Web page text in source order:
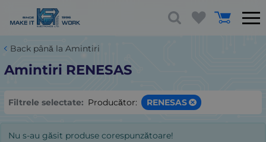
Back până la Amintiri
Amintiri RENESAS
Filtrele selectate: Producător: RENESAS
Nu s-au găsit produse corespunzătoare!